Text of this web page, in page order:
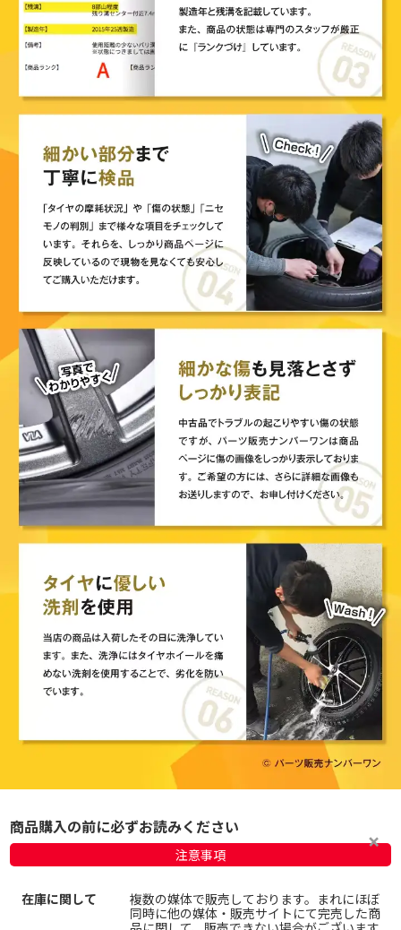
商品購入の前に必ずお読みください
注意事項
在庫に関して
複数の媒体で販売しております。まれにほぼ
同時に他の媒体・販売サイトにて完売した商